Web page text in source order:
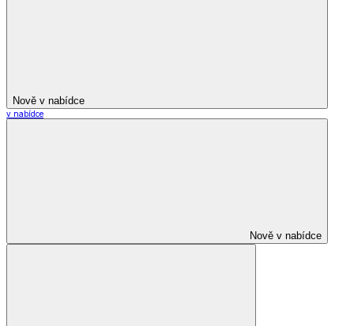
Nově v nabídce
v nabídce
Nově v nabídce